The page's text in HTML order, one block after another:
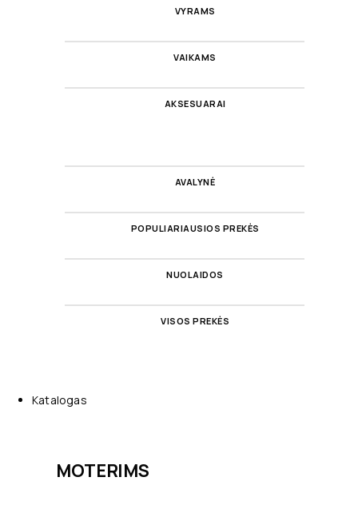
VYRAMS
VAIKAMS
AKSESUARAI
AVALYNĖ
POPULIARIAUSIOS PREKĖS
NUOLAIDOS
VISOS PREKĖS
Katalogas
MOTERIMS